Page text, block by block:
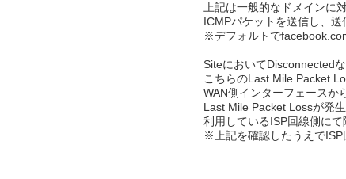
上記は一般的なドメインに
ICMPパケットを送信し、送
※デフォルトで
SiteにおいてDisconnected
こちらのLast Mile Packet
WAN側インターフェースか
Last Mile Packet Lossが発
利用しているISP回線側に
※上記を確認したうえでISP